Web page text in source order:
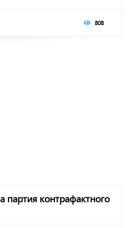
808
партия контрафактного